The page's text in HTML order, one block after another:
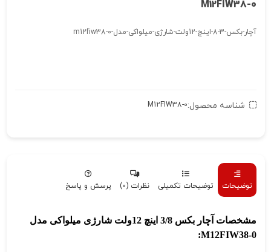
M12FIW38-0
آچار-بکس-3-8-اینچ-12ولت-شارژی-میلواکی-مدل-m12fiw38-0
شناسه محصول:M12FIW38-0
توضیحات توضیحات تکمیلی نظرات (0) پرسش و پاسخ
مشخصات آچار بکس 3/8 اینچ 12ولت شارژی میلواکی مدل
M12FIW38-0: